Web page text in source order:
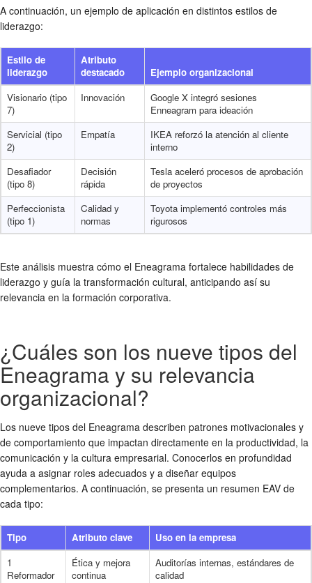
A continuación, un ejemplo de aplicación en distintos estilos de
liderazgo:
Estilo de
liderazgo
Atributo
destacado
Ejemplo organizacional
Visionario (tipo
7)
Innovación
Google X integró sesiones
Enneagram para ideación
Servicial (tipo
2)
Empatía
IKEA reforzó la atención al cliente
interno
Desafiador
(tipo 8)
Decisión
rápida
Tesla aceleró procesos de aprobación
de proyectos
Perfeccionista
(tipo 1)
Calidad y
normas
Toyota implementó controles más
rigurosos
Este análisis muestra cómo el Eneagrama fortalece habilidades de
liderazgo y guía la transformación cultural, anticipando así su
relevancia en la formación corporativa.
¿Cuáles son los nueve tipos del
Eneagrama y su relevancia
organizacional?
Los nueve tipos del Eneagrama describen patrones motivacionales y
de comportamiento que impactan directamente en la productividad, la
comunicación y la cultura empresarial. Conocerlos en profundidad
ayuda a asignar roles adecuados y a diseñar equipos
complementarios. A continuación, se presenta un resumen EAV de
cada tipo:
Tipo Atributo clave
Uso en la empresa
1
Reformador
Ética y mejora
continua
Auditorías internas, estándares de
calidad